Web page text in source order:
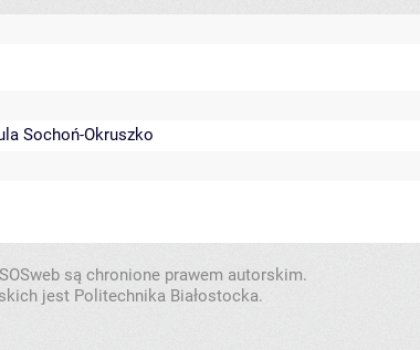
Sochoń-Okruszko
są chronione prawem autorskim.
jest Politechnika Białostocka.